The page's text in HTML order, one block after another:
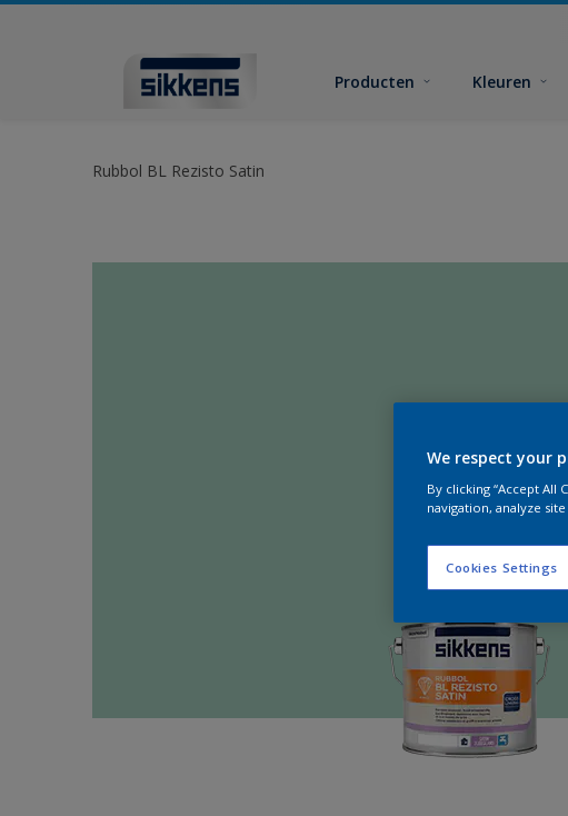
Producten Kleuren
Rubbol BL Rezisto Satin
We respect your
By clicking “Accept
navigation, analyze
Cookies Settings